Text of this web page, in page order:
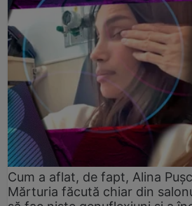
Cum a aflat, de fapt, Alina
Mărturia făcută chiar din